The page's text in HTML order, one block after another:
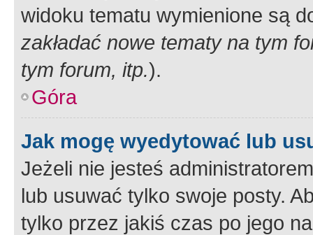
widoku tematu wymienione są
zakładać nowe tematy na tym
tym forum, itp.).
Góra
Jak mogę wyedytować lub
Jeżeli nie jesteś
lub usuwać tylko swoje posty.
tylko przez jakiś czas po jego